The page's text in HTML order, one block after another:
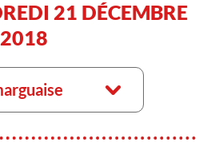
21 DÉCEMBRE
2018